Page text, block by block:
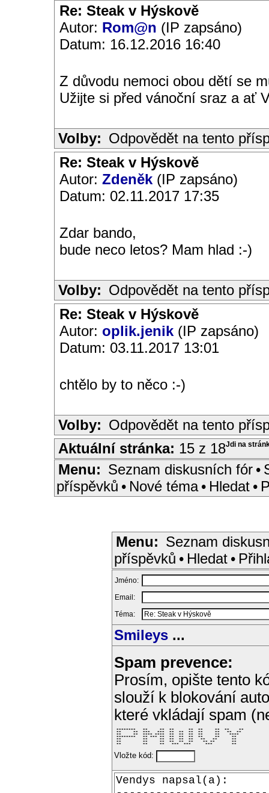
Re: Steak v Hýskově
Autor: Rom@n (IP zapsáno)
Datum: 16.12.2016 16:40
Z důvodu nemoci obou dětí se
Užijte si před vánoční sraz a ať
Volby: Odpovědět na tento
Re: Steak v Hýskově
Autor: Zdeněk (IP zapsáno)
Datum: 02.11.2017 17:35
Zdar bando,
bude neco letos? Mam hlad :-)
Volby: Odpovědět na tento
Re: Steak v Hýskově
Autor: oplik.jenik (IP zapsáno)
Datum: 03.11.2017 13:01
chtělo by to něco :-)
Volby: Odpovědět na tento
Jdi na
Aktuální stránka: 15 z 18
Menu: Seznam diskusních fór •
příspěvků • Nové téma • Hledat •
Menu: Seznam
příspěvků • Hledat •
Jméno:
Email:
Téma:
Smileys ...
Spam prevence:
Prosím, opište tento
slouží k blokování
které vkládají spam
********   **     **  **      **  **     **  **    **
**     **  ***   ***  **  **  **  **     **   **  **
**     **  **** ****  **  **  **  **     **    ****
********   ** *** **  **  **  **  **     **     **
**         **     **  **  **  **   **   **      **
**         **     **  **  **  **    ** **       **
**         **     **   ***  ***      ***        **
Vložte kód: